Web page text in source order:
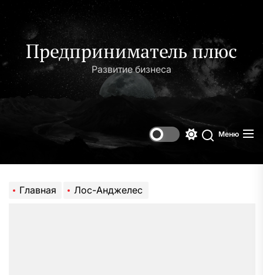
содержимому
Предприниматель плюс
Развитие бизнеса
Поиск
Меню
Главная Лос-Анджелес